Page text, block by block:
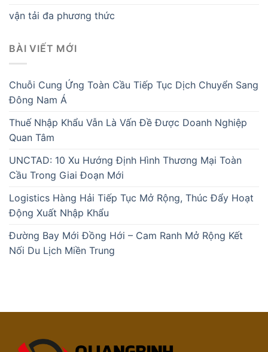
vận tải đa phương thức
BÀI VIẾT MỚI
Chuỗi Cung Ứng Toàn Cầu Tiếp Tục Dịch Chuyển Sang
Đông Nam Á
Thuế Nhập Khẩu Vẫn Là Vấn Đề Được Doanh Nghiệp
Quan Tâm
UNCTAD: 10 Xu Hướng Định Hình Thương Mại Toàn
Cầu Trong Giai Đoạn Mới
Logistics Hàng Hải Tiếp Tục Mở Rộng, Thúc Đẩy Hoạt
Động Xuất Nhập Khẩu
Đường Bay Mới Đồng Hới – Cam Ranh Mở Rộng Kết
Nối Du Lịch Miền Trung